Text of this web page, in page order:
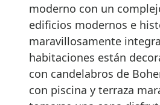
moderno con un
edificios modernos e
maravillosamente
habitaciones están
con candelabros de
con piscina y terraza